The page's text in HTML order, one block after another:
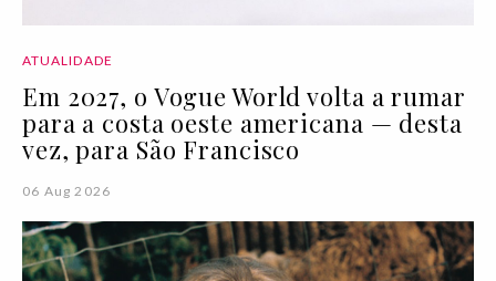
ATUALIDADE
Em 2027, o Vogue World volta a rumar
para a costa oeste americana — desta
vez, para São Francisco
06 Aug 2026